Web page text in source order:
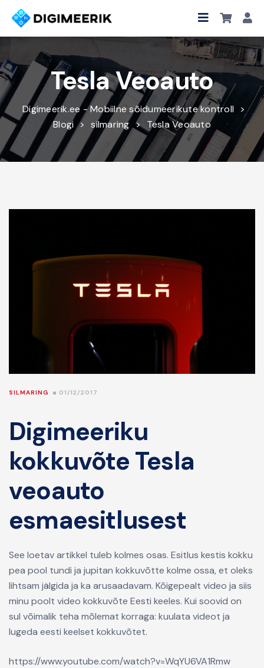
Tesla Veoauto
Digimeerik.ee - Mobiilne sõidumeerikute kontroll >
Blogi > silmaring > Tesla Veoauto
SILMARING 01/12/2017
Digimeeriku
kokkuvõte Tesla
veoauto
esmaesitlusest
See loetav artikkel tuleb kolmes osas. Esitlus kestis kokku
pea pool tundi ja jupitan kokkuvõtte kolme ossa, et oleks
lihtsam jälgida ja ka arusaadavam. Kõigepealt video ja siis
minu poolt video kokkuvõte Eesti keeles. Kui soovid on
sul võimalik teha mõlemat korraga: kuulata videot ja
lugeda eesti keelset kokkuvõtet.
https://www.youtube.com/watch?v=WqYU6VA1Rmw